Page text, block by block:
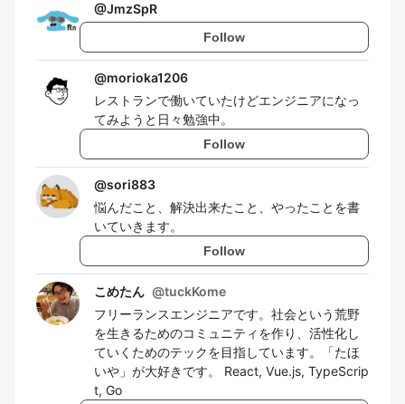
@JmzSpR
Follow
@morioka1206
レストランで働いていたけどエンジニアになっ
てみようと日々勉強中。
Follow
@sori883
悩んだこと、解決出来たこと、やったことを書
いていきます。
Follow
こめたん @tuckKome
フリーランスエンジニアです。社会という荒野
を生きるためのコミュニティを作り、活性化し
ていくためのテックを目指しています。「たほ
いや」が大好きです。 React, Vue.js, TypeScrip
t, Go